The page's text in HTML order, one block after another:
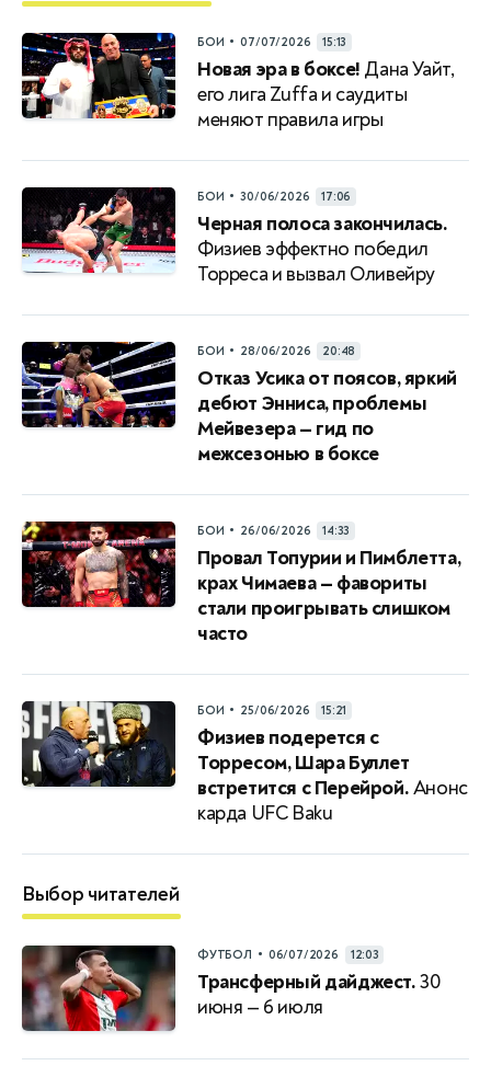
БОИ • 07/07/2026 15:13
Новая эра в боксе! Дана Уайт,
его лига Zuffa и саудиты
меняют правила игры
БОИ • 30/06/2026 17:06
Черная полоса закончилась.
Физиев эффектно победил
Торреса и вызвал Оливейру
БОИ • 28/06/2026 20:48
Отказ Усика от поясов, яркий
дебют Энниса, проблемы
Мейвезера — гид по
межсезонью в боксе
БОИ • 26/06/2026 14:33
Провал Топурии и Пимблетта,
крах Чимаева — фавориты
стали проигрывать слишком
часто
БОИ • 25/06/2026 15:21
Физиев подерется с
Торресом, Шара Буллет
встретится с Перейрой.Анонс
карда UFC Baku
Выбор читателей
ФУТБОЛ • 06/07/2026 12:03
Трансферный дайджест.30
июня — 6 июля